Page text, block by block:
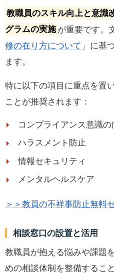
教職員のスキル向上と意識
グラムの実施 が重要です。
修の在り方について 」に基
ます。
特に以下の項目に重点を置
ことが推奨されます：
コンプライアンス意識の
ハラスメント防止
情報セキュリティ
メンタルヘルスケア
＞＞教員の不祥事防止無料
相談窓口の設置と活用
教職員が抱える悩みや課題
めの相談体制を整備するこ